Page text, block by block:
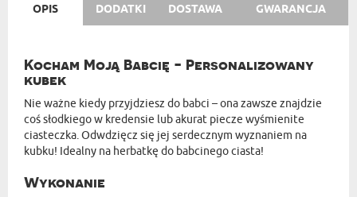
OPIS DODATKI DOSTAWA GWARANCJA
Kocham Moją Babcię - Personalizowany
kubek
Nie ważne kiedy przyjdziesz do babci – ona zawsze znajdzie
coś słodkiego w kredensie lub akurat piecze wyśmienite
ciasteczka. Odwdzięcz się jej serdecznym wyznaniem na
kubku! Idealny na herbatkę do babcinego ciasta!
Wykonanie